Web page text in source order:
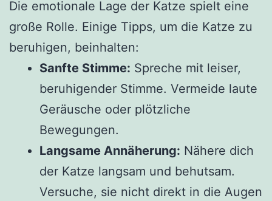
Die emotionale Lage der Katze spielt eine
große Rolle. Einige Tipps, um die Katze zu
beruhigen, beinhalten:
Sanfte Stimme: Spreche mit leiser,
beruhigender Stimme. Vermeide laute
Geräusche oder plötzliche
Bewegungen.
Langsame Annäherung: Nähere dich
der Katze langsam und behutsam.
Versuche, sie nicht direkt in die Augen